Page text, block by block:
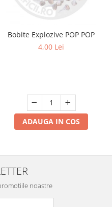
Bobite Explozive POP POP
4,00 Lei
ADAUGA IN COS
noastre